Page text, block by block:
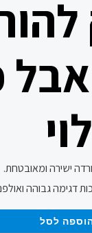
ישירה ומאובטחת.
דגימה גבוהה
לסל